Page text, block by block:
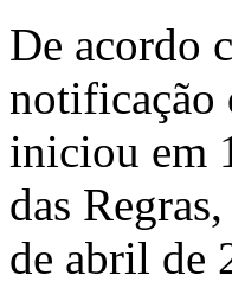
De acordo
notificação
iniciou em
das
de abril de